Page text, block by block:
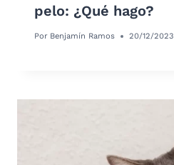
pelo: ¿Qué hago?
Por Benjamín Ramos 20/12/2023